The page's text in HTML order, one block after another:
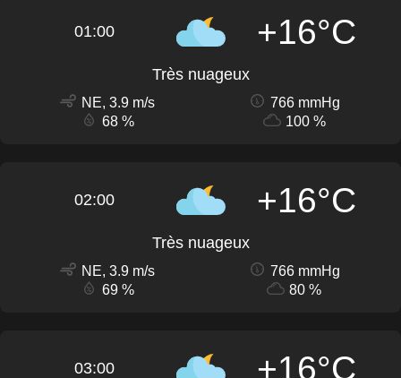
01:00 +16°C
Très nuageux
NE, 3.9 m/s
766 mmHg
68 %
100 %
02:00 +16°C
Très nuageux
NE, 3.9 m/s
766 mmHg
69 %
80 %
03:00 +16°C